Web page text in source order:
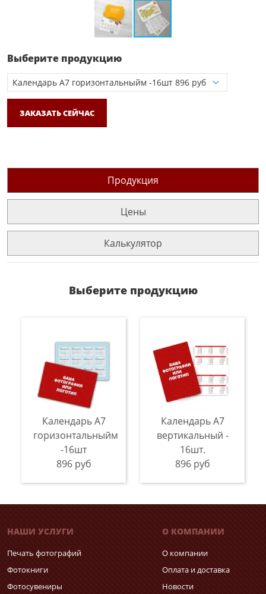
Выберите продукцию
ЗАКАЗАТЬ СЕЙЧАС
Продукция
Цены
Калькулятор
Выберите продукцию
Календарь A7
горизонтальныйм
-16шт
896 руб
Календарь A7
вертикальный -
16шт.
896 руб
НАШИ УСЛУГИ
Печать фотографий
Фотокниги
Фотосувениры
О КОМПАНИИ
О компании
Оплата и доставка
Новости